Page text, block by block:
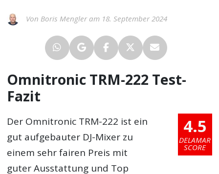
Von Boris Mengler am 18. September 2024
Omnitronic TRM-222 Test-
Fazit
4.5
DELAMAR
SCORE
Der Omnitronic TRM-222 ist ein
gut aufgebauter DJ-Mixer zu
einem sehr fairen Preis mit
guter Ausstattung und Top